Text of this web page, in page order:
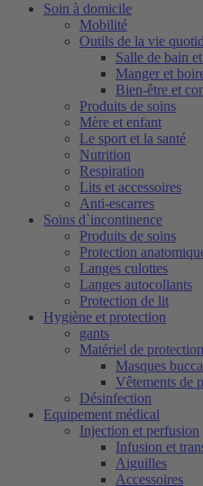
Soin à domicile
Mobilité
Outils de la vie
Salle de bain
Manger et
Bien-être et
Produits de soins
Mère et enfant
Le sport et la santé
Nutrition
Respiration
Lits et accessoires
Anti-escarres
Soins d`incontinence
Produits de soins
Protection
Langes culottes
Langes autocollants
Protection de lit
Hygiène et protection
gants
Matériel de protection
Masques
Vêtements de
Désinfection
Equipement médical
Injection et perfusion
Infusion et
Aiguilles
Accessoires